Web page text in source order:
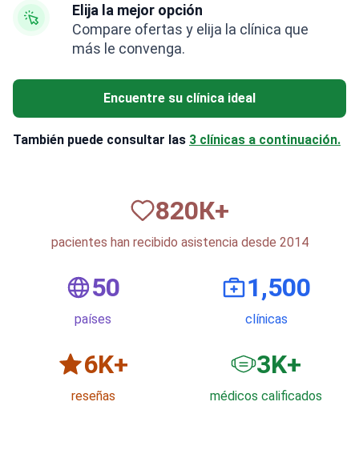
Elija la mejor opción
Compare ofertas y elija la clínica que
más le convenga.
Encuentre su clínica ideal
También puede consultar las 3 clínicas a continuación.
820К+
pacientes han recibido asistencia desde 2014
50
países
1,500
clínicas
6K+
reseñas
3K+
médicos calificados